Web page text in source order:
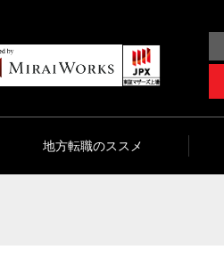
地方転職のススメ